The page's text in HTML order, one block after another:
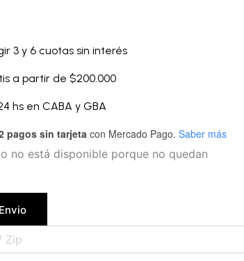
3 y 6 cuotas sin interés
a partir de $200.000
hs en CABA y GBA
pagos sin tarjeta con Mercado Pago. Saber más
no está disponible porque no quedan